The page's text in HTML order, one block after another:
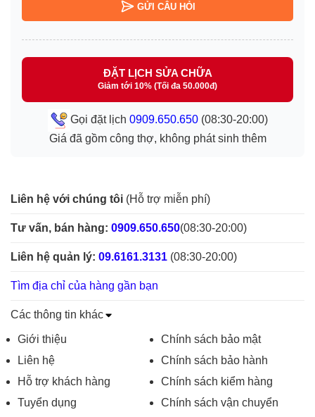
GỬI CÂU HỎI
ĐẶT LỊCH SỬA CHỮA
Giảm tới 10% (Tối đa 50.000đ)
Gọi đặt lịch 0909.650.650(08:30-20:00)
Giá đã gồm công thợ, không phát sinh thêm
Liên hệ với chúng tôi (Hỗ trợ miễn phí)
Tư vấn, bán hàng: 0909.650.650(08:30-20:00)
Liên hệ quản lý: 09.6161.3131 (08:30-20:00)
Tìm địa chỉ của hàng gần bạn
Các thông tin khác
Giới thiệu
Liên hệ
Hỗ trợ khách hàng
Tuyển dụng
Chính sách bảo mật
Chính sách bảo hành
Chính sách kiểm hàng
Chính sách vận chuyển